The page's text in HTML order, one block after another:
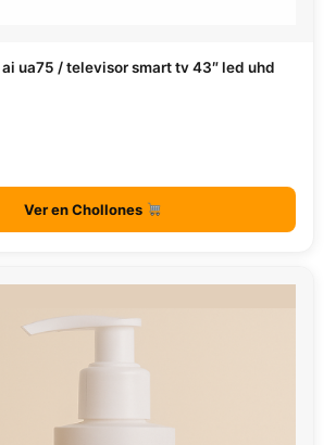
ua75 / televisor smart tv 43″ led uhd
Ver en Chollones